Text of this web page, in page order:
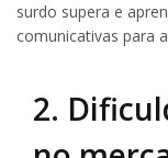
surdo supera e
comunicativas para
2.